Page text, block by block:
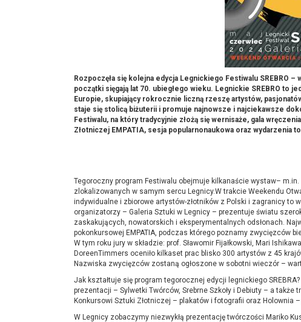
Rozpoczęła się kolejna edycja Legnickiego Festiwalu SREBRO
początki sięgają lat 70. ubiegłego wieku. Legnickie SREBRO to
Europie, skupiający rokrocznie liczną rzeszę artystów,
staje się stolicą biżuterii i promuje najnowsze i najciekawsze
Festiwalu, na który tradycyjnie złożą się wernisaże, gala
Złotniczej EMPATIA, sesja popularnonaukowa oraz wydarzenia
Tegoroczny program Festiwalu obejmuje kilkanaście wystaw–
zlokalizowanych w samym sercu Legnicy.W trakcie Weekendu
indywidualne i zbiorowe artystów-złotników z Polski i zagranicy to
organizatorzy – Galeria Sztuki w Legnicy – prezentuje światu
zaskakujących, nowatorskich i eksperymentalnych odsłonach.
pokonkursowej EMPATIA, podczas którego poznamy zwycięzców
W tym roku jury w składzie: prof. Sławomir Fijałkowski, Mari
DoreenTimmers oceniło kilkaset prac blisko 300 artystów z 45
Nazwiska zwycięzców zostaną ogłoszone w sobotni wieczór –
Jak kształtuje się program tegorocznej edycji legnickiego
prezentacji – Sylwetki Twórców, Srebrne Szkoły i Debiuty – a
Konkursowi Sztuki Złotniczej – plakatów i fotografii oraz Holownia
W Legnicy zobaczymy niezwykłą prezentację twórczości Mariko